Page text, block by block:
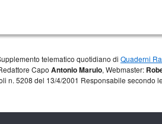
telematico quotidiano di Quaderni
Capo Antonio Marulo, Webmaster:
n. 5208 del 13/4/2001 Responsabile secondo